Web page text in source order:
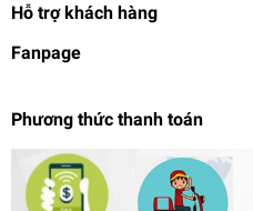
Hỗ trợ khách hàng
Fanpage
Phương thức thanh toán